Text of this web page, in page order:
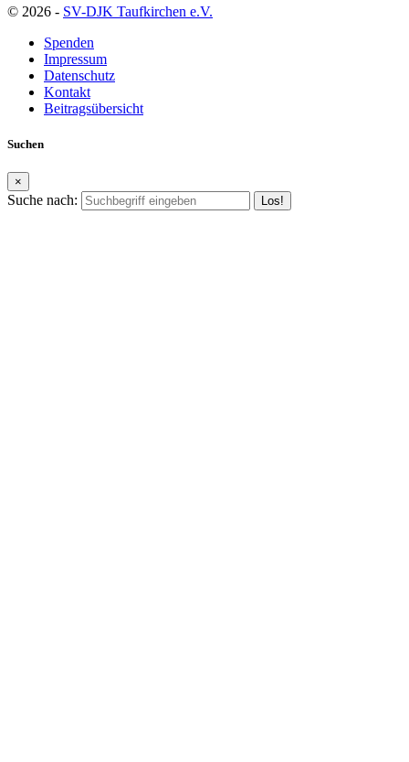
© 2026 - SV-DJK Taufkirchen e.V.
Spenden
Impressum
Datenschutz
Kontakt
Beitragsübersicht
Suchen
×
Suche nach: